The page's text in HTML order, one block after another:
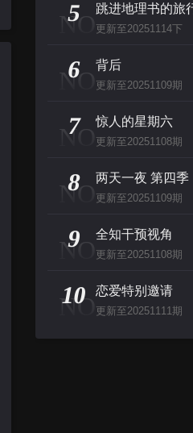
看看你有多爱我
NO
5
更新至20251114下
NO
6 背后
更新至20251109期
NO
7 惊人的星期六
更新至20251108期
NO
8 两天一夜 第四季
更新至20251109期
NO
9 全知干预视角
更新至20251108期
NO
10 恋爱特别邀请
更新至20251111期